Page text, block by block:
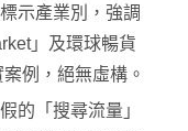
示產業別，強調
」及環球暢貨
例，絕無虛構。
的「搜尋流量」